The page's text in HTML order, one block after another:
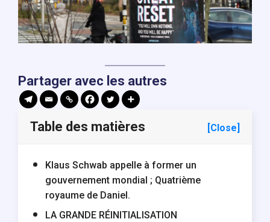
Partager avec les autres
Table des matières [Close]
Klaus Schwab appelle à former un
gouvernement mondial ; Quatrième
royaume de Daniel.
LA GRANDE RÉINITIALISATION